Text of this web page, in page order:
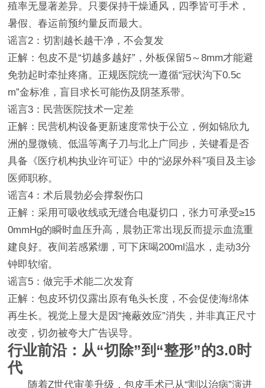
殖率无显著差异。只要保持干燥通风，四季皆可手术，
暑假、春运前预约量反而最大。
谣言2：切割越长越干净，不会复发
正解：包皮不是“切越多越好”，外板保留5～8mm才能避
免勃起时牵扯疼痛。正规医院统一遵循“冠状沟下0.5c
m”金标准，盲目求长可能伤及阴茎系带。
谣言3：民营医院技术一定差
正解：民营机构设备更新速度常快于公立，例如锦欣九
洲的显微镜、低温等离子刀与北上广同步，关键看是否
具备《医疗机构执业许可证》中的“泌尿外科”项目及主诊
医师职称。
谣言4：术后晨勃必会撑裂伤口
正解：采用可吸收线或无缝合电凝切口，张力可承受≥15
0mmHg的瞬时血压升高，晨勃正常出现反而提示血流重
建良好。夜间若感紧绷，可下床喝200ml温水，走动3分
钟即软缩。
谣言5：做完手术能二次发育
正解：包皮环切仅露出原有龟头长度，不会促使海绵体
再生长。视觉上显大是因“掩蔽效应”消失，并非真正尺寸
改变，切勿被夸大广告误导。
行业前沿：从“切除”到“整形”的3.0时
代
随着Z世代审美升级，包皮手术已从“割以治病”演进